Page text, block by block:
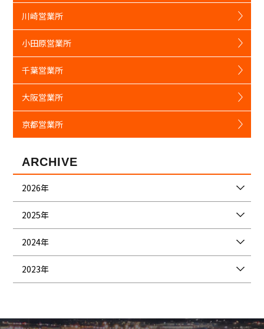
川崎営業所
小田原営業所
千葉営業所
大阪営業所
京都営業所
ARCHIVE
2026年
2025年
2024年
2023年